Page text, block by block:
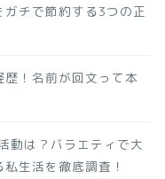
チで節約する3つの正
歴！名前が回文って本
動は？バラエティで大
生活を徹底調査！